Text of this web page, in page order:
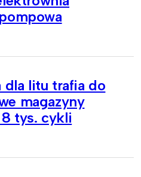
dla litu trafia do
magazyny
tys. cykli